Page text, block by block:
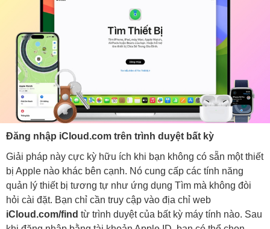
Đăng nhập iCloud.com trên trình duyệt bất kỳ
Giải pháp này cực kỳ hữu ích khi bạn không có sẵn một thiết
bị Apple nào khác bên cạnh. Nó cung cấp các tính năng
quản lý thiết bị tương tự như ứng dụng Tìm mà không đòi
hỏi cài đặt. Bạn chỉ cần truy cập vào địa chỉ web
iCloud.com/find từ trình duyệt của bất kỳ máy tính nào. Sau